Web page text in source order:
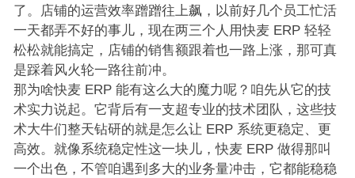
了。店铺的运营效率蹭蹭往上飙，以前好几个员工忙活
一天都弄不好的事儿，现在两三个人用快麦 ERP 轻轻
松松就能搞定，店铺的销售额跟着也一路上涨，那可真
是踩着风火轮一路往前冲。
那为啥快麦 ERP 能有这么大的魔力呢？咱先从它的技
术实力说起。它背后有一支超专业的技术团队，这些技
术大牛们整天钻研的就是怎么让 ERP 系统更稳定、更
高效。就像系统稳定性这一块儿，快麦 ERP 做得那叫
一个出色，不管咱遇到多大的业务量冲击，它都能稳稳